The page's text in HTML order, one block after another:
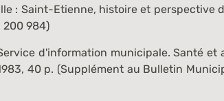
: Saint-Etienne, histoire et perspective
200 984)
d'information municipale.Santé et
40 p. (Supplément au Bulletin